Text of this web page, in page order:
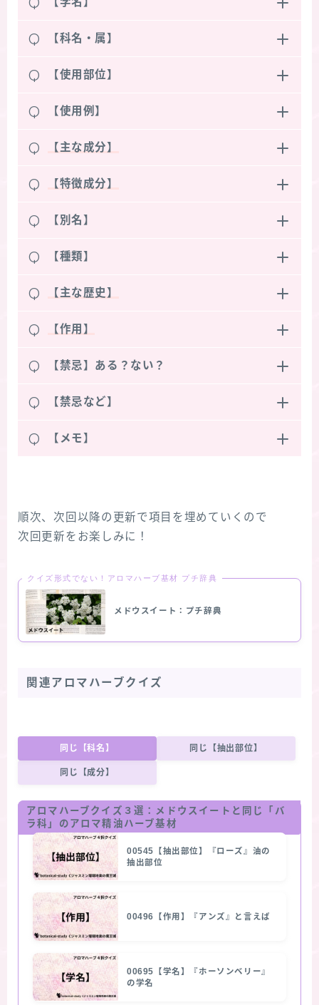
Q 【科名・属】
Q 【使用部位】
Q 【使用例】
Q 【主な成分】
Q 【特徴成分】
Q 【別名】
Q 【種類】
Q 【主な歴史】
Q 【作用】
Q 【禁忌】ある？ない？
Q 【禁忌など】
Q 【メモ】
順次、次回以降の更新で項目を埋めていくので
次回更新をお楽しみに！
クイズ形式でない！アロマハーブ基材 プチ辞典
メドウスイート：プチ辞典
関連アロマハーブクイズ
同じ【科名】 同じ【抽出部位】
同じ【成分】
アロマハーブクイズ３選： メドウスイート と同じ「バ
ラ科」のアロマ精油ハーブ基材
00545【抽出部位】『ローズ』油の
抽出部位
00496【作用】『アンズ』と言えば
00695【学名】『ホーソンベリー』
の学名